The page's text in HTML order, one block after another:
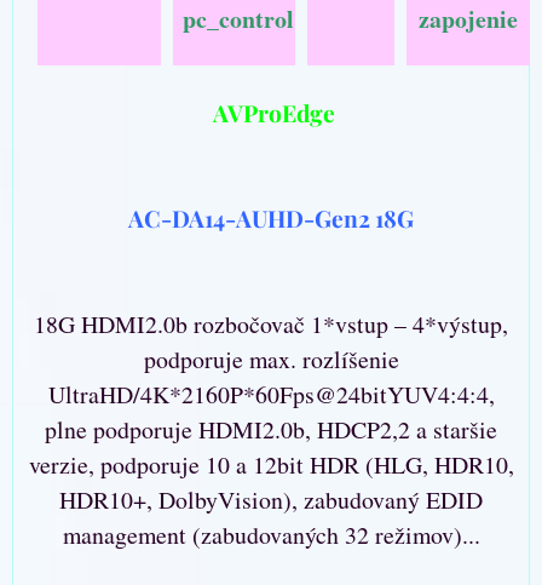
pc_control zapojenie
AVProEdge
AC-DA14-AUHD-Gen2 18G
18G HDMI2.0b rozbočovač 1*vstup – 4*výstup,
podporuje max. rozlíšenie
UltraHD/4K*2160P*60Fps@24bitYUV4:4:4,
plne podporuje HDMI2.0b, HDCP2,2 a staršie
verzie, podporuje 10 a 12bit HDR (HLG, HDR10,
HDR10+, DolbyVision), zabudovaný EDID
management (zabudovaných 32 režimov)...